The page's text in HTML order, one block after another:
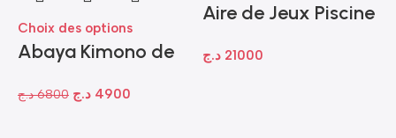
Choix des options
Abaya Kimono de
– Édition INTÉMIRA
6800 د.ج 4900 د.ج
Aire de Jeux Piscine
(57161NP) – 244 x
21000 د.ج